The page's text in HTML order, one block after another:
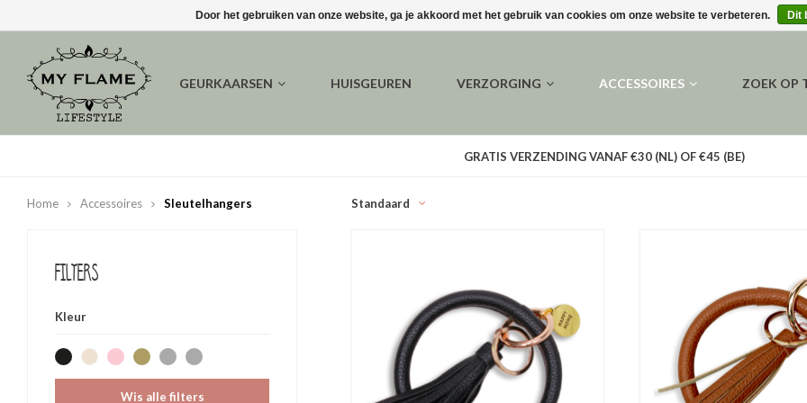
GEURKAARSEN HUISGEUREN VERZORGING ACCESSOIRES ZOEK OP
GRATIS VERZENDING VANAF €30 (NL) OF €45 (BE)
Home Accessoires Sleutelhangers
Filters
Kleur
Wis alle filters
Standaard
Door het gebruiken van onze website, ga je akkoord met het gebruik van cookies om onze website te verbeteren. Dit